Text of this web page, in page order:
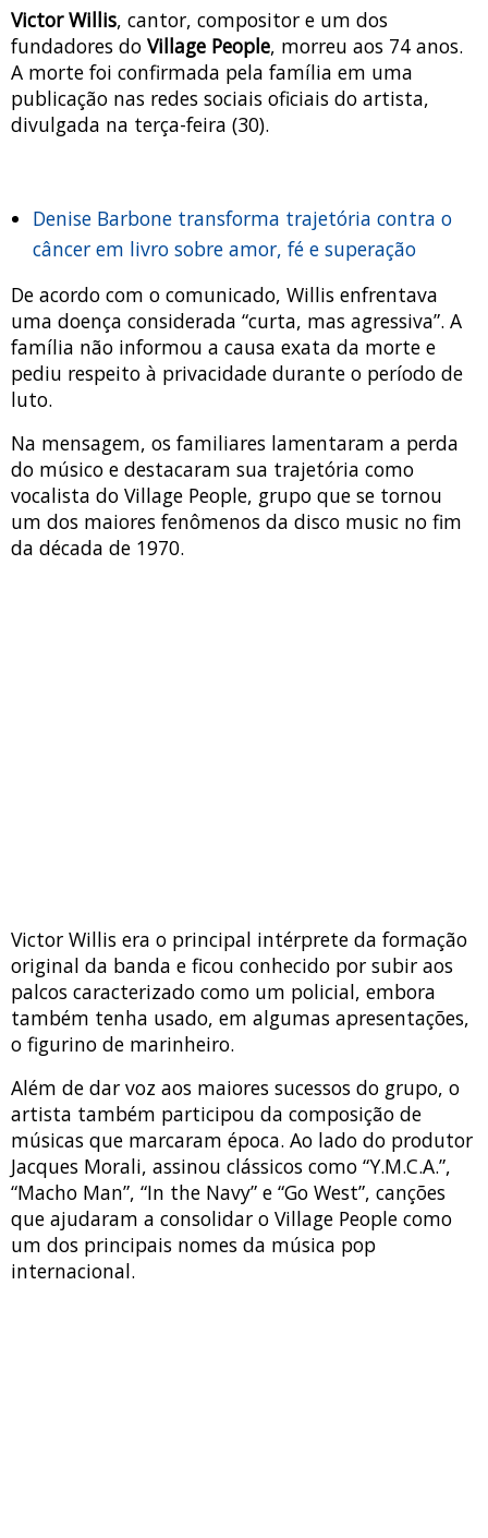
Victor Willis, cantor, compositor e um dos
fundadores do Village People, morreu aos 74 anos.
A morte foi confirmada pela família em uma
publicação nas redes sociais oficiais do artista,
divulgada na terça-feira (30).
Denise Barbone transforma trajetória contra o
câncer em livro sobre amor, fé e superação
De acordo com o comunicado, Willis enfrentava
uma doença considerada “curta, mas agressiva”. A
família não informou a causa exata da morte e
pediu respeito à privacidade durante o período de
luto.
Na mensagem, os familiares lamentaram a perda
do músico e destacaram sua trajetória como
vocalista do Village People, grupo que se tornou
um dos maiores fenômenos da disco music no fim
da década de 1970.
Victor Willis era o principal intérprete da formação
original da banda e ficou conhecido por subir aos
palcos caracterizado como um policial, embora
também tenha usado, em algumas apresentações,
o figurino de marinheiro.
Além de dar voz aos maiores sucessos do grupo, o
artista também participou da composição de
músicas que marcaram época. Ao lado do produtor
Jacques Morali, assinou clássicos como “Y.M.C.A.”,
“Macho Man”, “In the Navy” e “Go West”, canções
que ajudaram a consolidar o Village People como
um dos principais nomes da música pop
internacional.